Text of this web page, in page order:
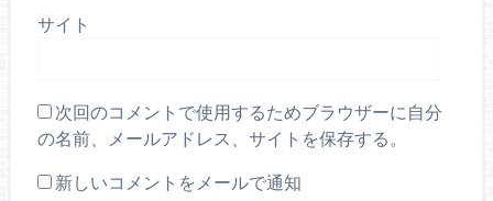
サイト
次回のコメントで使用するためブラウザーに自分
の名前、メールアドレス、サイトを保存する。
新しいコメントをメールで通知